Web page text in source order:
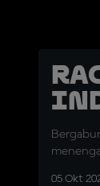
05 Okt